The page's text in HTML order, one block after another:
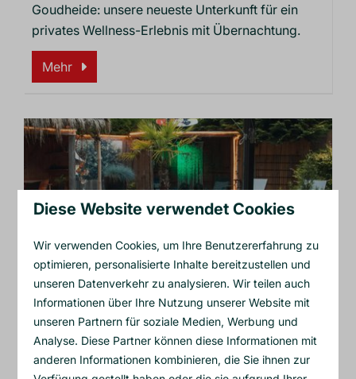
Goudheide: unsere neueste Unterkunft für ein
privates Wellness-Erlebnis mit Übernachtung.
Mehr
Ericaheide: Industrieller Look (4p)
Ericaheide ist für 4 Personen ausgestattet und
bietet ein privates Wellness-Erlebnis mit eine
Diese Website verwendet Cookies
Wir verwenden Cookies, um Ihre Benutzererfahrung zu
optimieren, personalisierte Inhalte bereitzustellen und
unseren Datenverkehr zu analysieren. Wir teilen auch
Informationen über Ihre Nutzung unserer Website mit
unseren Partnern für soziale Medien, Werbung und
Analyse. Diese Partner können diese Informationen mit
anderen Informationen kombinieren, die Sie ihnen zur